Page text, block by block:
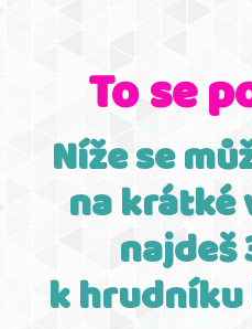
To se
Níže se
na krátké
najdeš
k